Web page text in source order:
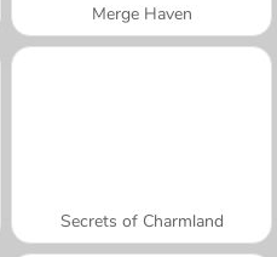
Merge Haven
Secrets of Charmland